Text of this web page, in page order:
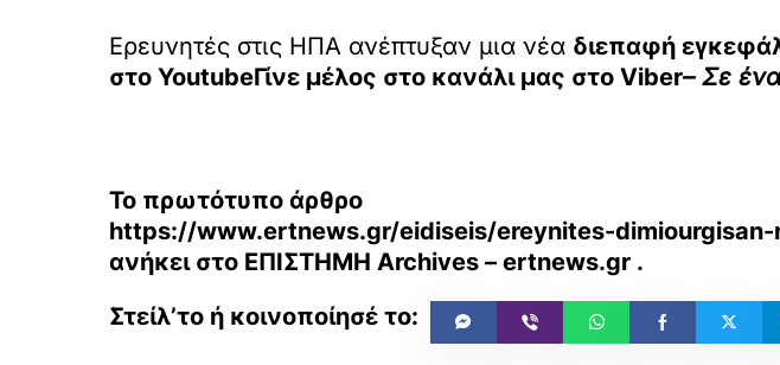
Ερευνητές στις ΗΠΑ ανέπτυξαν μια νέα διεπαφή
στο YoutubeΓίνε μέλος στο κανάλι μας στο Viber– Σε
Το πρωτότυπο άρθρο
https://www.ertnews.gr/eidiseis/ereynites-
ανήκει στο ΕΠΙΣΤΗΜΗ Archives – ertnews.gr .